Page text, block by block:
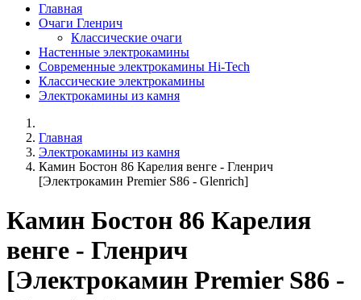
Главная
Очаги Гленрич
Классические очаги
Настенные электрокамины
Современные электрокамины Hi-Tech
Классические электрокамины
Электрокамины из камня
Главная
Электрокамины из камня
Камин Бостон 86 Карелия венге - Гленрич
[Электрокамин Premier S86 - Glenrich]
Камин Бостон 86 Карелия
венге - Гленрич
[Электрокамин Premier S86 -